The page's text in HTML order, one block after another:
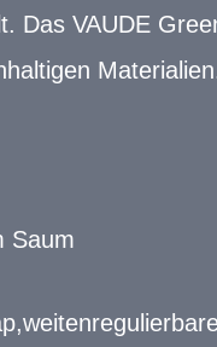
Das VAUDE
Saum